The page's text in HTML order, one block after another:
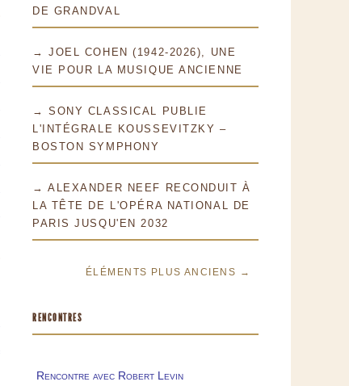
DE GRANDVAL
→ JOEL COHEN (1942-2026), UNE
VIE POUR LA MUSIQUE ANCIENNE
→ SONY CLASSICAL PUBLIE
L'INTÉGRALE KOUSSEVITZKY –
BOSTON SYMPHONY
→ ALEXANDER NEEF RECONDUIT À
LA TÊTE DE L'OPÉRA NATIONAL DE
PARIS JUSQU'EN 2032
ÉLÉMENTS PLUS ANCIENS →
RENCONTRES
Rencontre avec Robert Levin